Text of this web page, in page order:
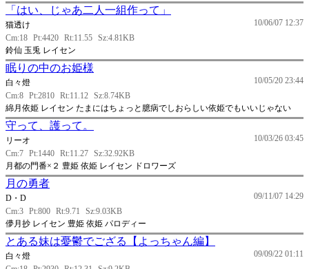
「はい、じゃあ二人一組作って」
10/06/07 12:37
猫透け
Cm:18 Pt:4420 Rt:11.55 Sz:4.81KB
鈴仙 玉兎 レイセン
眠りの中のお姫様
10/05/20 23:44
白々燈
Cm:8 Pt:2810 Rt:11.12 Sz:8.74KB
綿月依姫 レイセン たまにはちょっと臆病でしおらしい依姫でもいいじゃない
守って、護って。
10/03/26 03:45
リーオ
Cm:7 Pt:1440 Rt:11.27 Sz:32.92KB
月都の門番×２ 豊姫 依姫 レイセン ドロワーズ
月の勇者
09/11/07 14:29
D・D
Cm:3 Pt:800 Rt:9.71
Sz:9.03KB
儚月抄 レイセン 豊姫 依姫 パロディー
とある妹は憂鬱でござる【よっちゃん編】
09/09/22 01:11
白々燈